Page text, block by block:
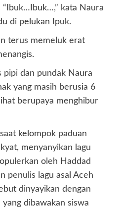
“Ibuk…Ibuk…,” kata Naura
di pelukan Ipuk.
terus memeluk erat
pipi dan pundak Naura
yang masih berusia 6
berupaya menghibur
kelompok paduan
menyanyikan lagu
oleh Haddad
penulis lagu asal Aceh
dinyayikan dengan
dibawakan siswa